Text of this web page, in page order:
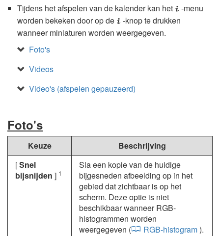
Tijdens het afspelen van de kalender kan het i -menu
worden bekeken door op de i -knop te drukken
wanneer miniaturen worden weergegeven.
Foto's
Videos
Video's (afspelen gepauzeerd)
Foto's
Keuze
Beschrijving
[Snel
bijsnijden ] 1
Sla een kopie van de huidige
bijgesneden afbeelding op in het
gebied dat zichtbaar is op het
scherm. Deze optie is niet
beschikbaar wanneer RGB-
histogrammen worden
weergegeven (
RGB-histogram).